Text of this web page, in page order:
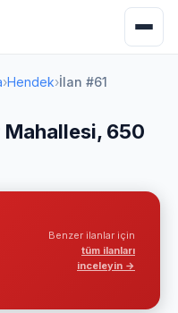
›Hendek›İlan #61
Mahallesi, 650
Benzer ilanlar için
tüm ilanları
inceleyin →